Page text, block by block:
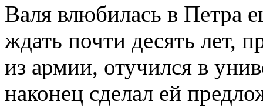
Валя влюбилась в Петра
ждать почти десять лет,
из армии, отучился в
наконец сделал ей